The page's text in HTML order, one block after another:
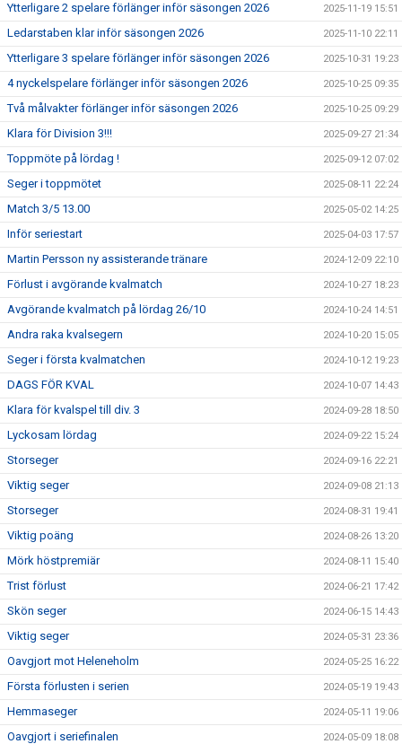
Ytterligare 2 spelare förlänger inför säsongen 2026 2025-11-19 15:51
Ledarstaben klar inför säsongen 2026 2025-11-10 22:11
Ytterligare 3 spelare förlänger inför säsongen 2026 2025-10-31 19:23
4 nyckelspelare förlänger inför säsongen 2026 2025-10-25 09:35
Två målvakter förlänger inför säsongen 2026 2025-10-25 09:29
Klara för Division 3!!! 2025-09-27 21:34
Toppmöte på lördag ! 2025-09-12 07:02
Seger i toppmötet 2025-08-11 22:24
Match 3/5 13.00 2025-05-02 14:25
Inför seriestart 2025-04-03 17:57
Martin Persson ny assisterande tränare 2024-12-09 22:10
Förlust i avgörande kvalmatch 2024-10-27 18:23
Avgörande kvalmatch på lördag 26/10 2024-10-24 14:51
Andra raka kvalsegern 2024-10-20 15:05
Seger i första kvalmatchen 2024-10-12 19:23
DAGS FÖR KVAL 2024-10-07 14:43
Klara för kvalspel till div. 3 2024-09-28 18:50
Lyckosam lördag 2024-09-22 15:24
Storseger 2024-09-16 22:21
Viktig seger 2024-09-08 21:13
Storseger 2024-08-31 19:41
Viktig poäng 2024-08-26 13:20
Mörk höstpremiär 2024-08-11 15:40
Trist förlust 2024-06-21 17:42
Skön seger 2024-06-15 14:43
Viktig seger 2024-05-31 23:36
Oavgjort mot Heleneholm 2024-05-25 16:22
Första förlusten i serien 2024-05-19 19:43
Hemmaseger 2024-05-11 19:06
Oavgjort i seriefinalen 2024-05-09 18:08